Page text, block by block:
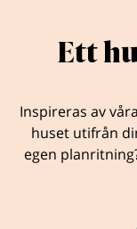
Ett
Inspireras av
huset utifrån
egen